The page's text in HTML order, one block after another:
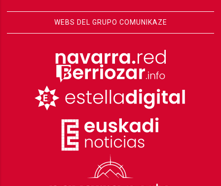
WEBS DEL GRUPO COMUNIKAZE